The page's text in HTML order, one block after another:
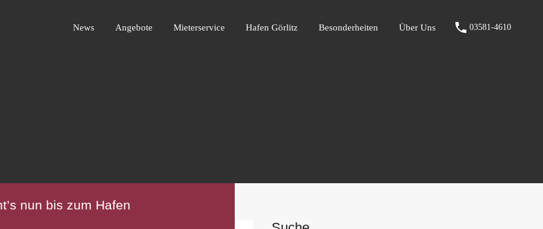
Angebote Mieterservice Hafen Görlitz Besonderheiten Über Uns 03581-4610
News Angebote Mieterservice Hafen Görlitz Besonderheiten Über Uns 03581-4610
nun bis zum Hafen